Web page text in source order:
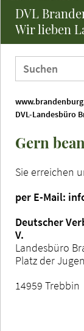
DVL
Wir lieben
Webauftritt
durchsuchen
DVL-Landesbüro
Gern
Sie erreichen
per E-Mail:
Deutscher
V.
Landesbüro
Platz der
14959 Trebbin